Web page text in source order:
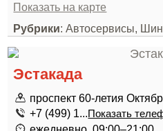
Показать на карте
Рубрики: Автосервисы,
Эстакада
проспект 60-летия
+7 (499) 1...Показать